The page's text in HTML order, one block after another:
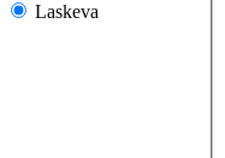
Laskeva